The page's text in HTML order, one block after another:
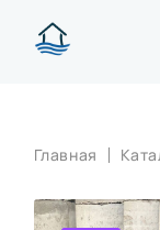
КАТАЛОГ
Главная